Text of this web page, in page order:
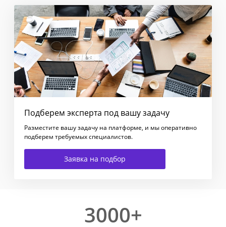
Подберем эксперта под вашу задачу
Разместите вашу задачу на платформе, и мы оперативно
подберем требуемых специалистов.
Заявка на подбор
3000+